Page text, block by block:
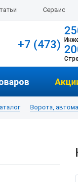
Сервис
+7 (473)
Ворота,